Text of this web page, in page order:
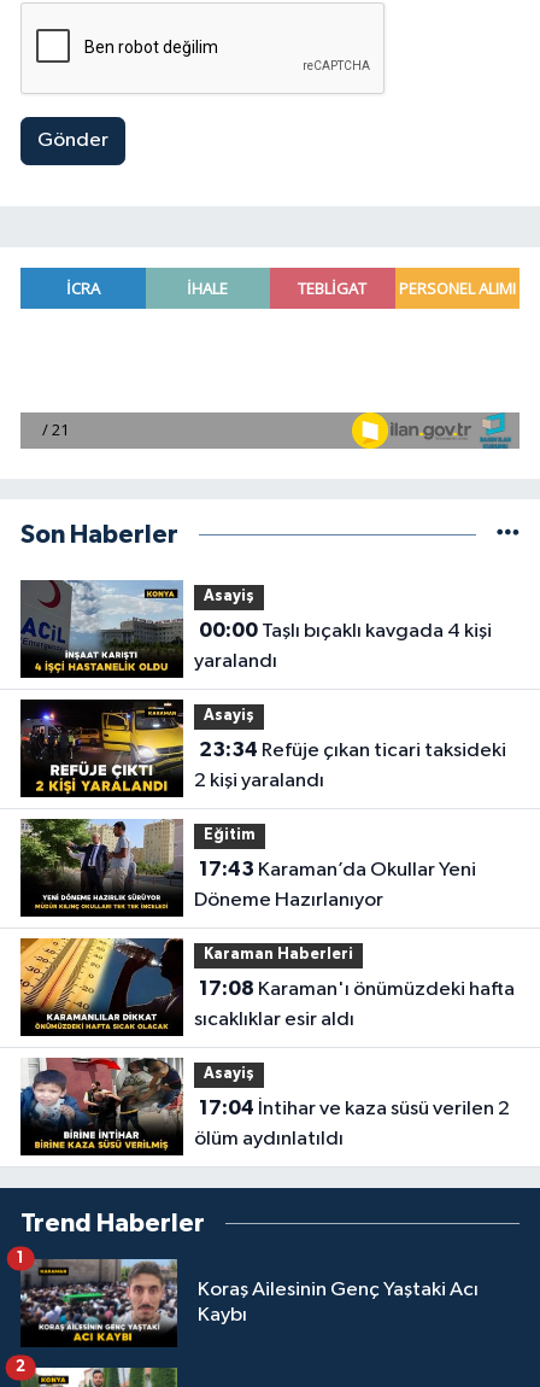
Gönder
Son Haberler
Asayiş
00:00Taşlı bıçaklı kavgada 4 kişi
yaralandı
Asayiş
23:34
2 kişi yaralandı
Eğitim
17:43
Döneme Hazırlanıyor
Karaman Haberleri
17:08
sıcaklıklar esir aldı
Asayiş
17:04
ölüm aydınlatıldı
Trend Haberler
Koraş Ailesinin Genç Yaştaki Acı
Kaybı
1
2